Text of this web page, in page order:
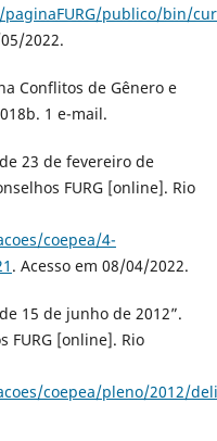
publico/bin/
2022.
Conflitos de Gênero e
1 e-mail.
23 de fevereiro de
FURG [online]. Rio
coepea/4-
. Acesso em 08/04/2022.
15 de junho de 2012”.
FURG [online]. Rio
coepea/pleno/2012/